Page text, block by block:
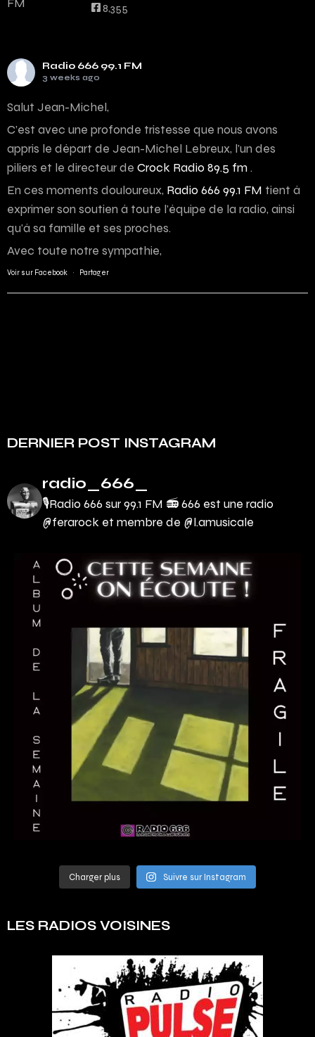
8,355
Radio 666 99.1 FM
3 weeks ago
Salut Jean-Michel,
C’est avec une profonde tristesse que nous avons
appris le départ de Jean-Michel Lebreux, l’un des
piliers et le directeur de Crock Radio 89.5 fm .
En ces moments douloureux, Radio 666 99.1 FM tient à
exprimer son soutien à toute l’équipe de la radio, ainsi
qu’à sa famille et ses proches.
Avec toute notre sympathie,
Voir sur Facebook · Partager
DERNIER POST INSTAGRAM
radio_666_
🎙Radio 666 sur 99.1 FM 📻666 est une radio
@ferarock et membre de @l.amusicale
Charger plus Suivre sur Instagram
LES RADIOS VOISINES